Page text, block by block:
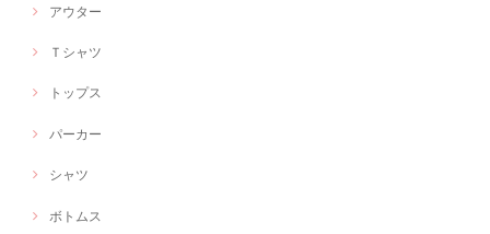
アウター
Ｔシャツ
トップス
パーカー
シャツ
ボトムス